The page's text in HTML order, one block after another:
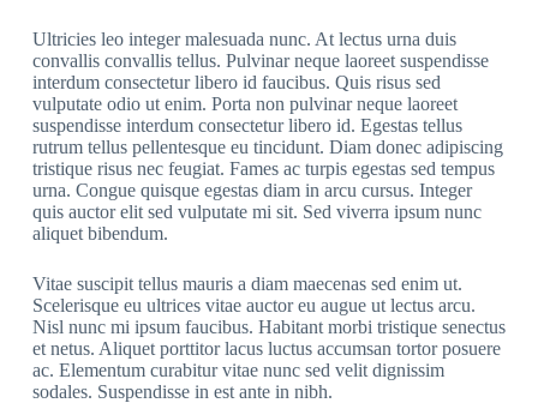
Ultricies leo integer malesuada nunc. At lectus urna duis
convallis convallis tellus. Pulvinar neque laoreet suspendisse
interdum consectetur libero id faucibus. Quis risus sed
vulputate odio ut enim. Porta non pulvinar neque laoreet
suspendisse interdum consectetur libero id. Egestas tellus
rutrum tellus pellentesque eu tincidunt. Diam donec adipiscing
tristique risus nec feugiat. Fames ac turpis egestas sed tempus
urna. Congue quisque egestas diam in arcu cursus. Integer
quis auctor elit sed vulputate mi sit. Sed viverra ipsum nunc
aliquet bibendum.
Vitae suscipit tellus mauris a diam maecenas sed enim ut.
Scelerisque eu ultrices vitae auctor eu augue ut lectus arcu.
Nisl nunc mi ipsum faucibus. Habitant morbi tristique senectus
et netus. Aliquet porttitor lacus luctus accumsan tortor posuere
ac. Elementum curabitur vitae nunc sed velit dignissim
sodales. Suspendisse in est ante in nibh.